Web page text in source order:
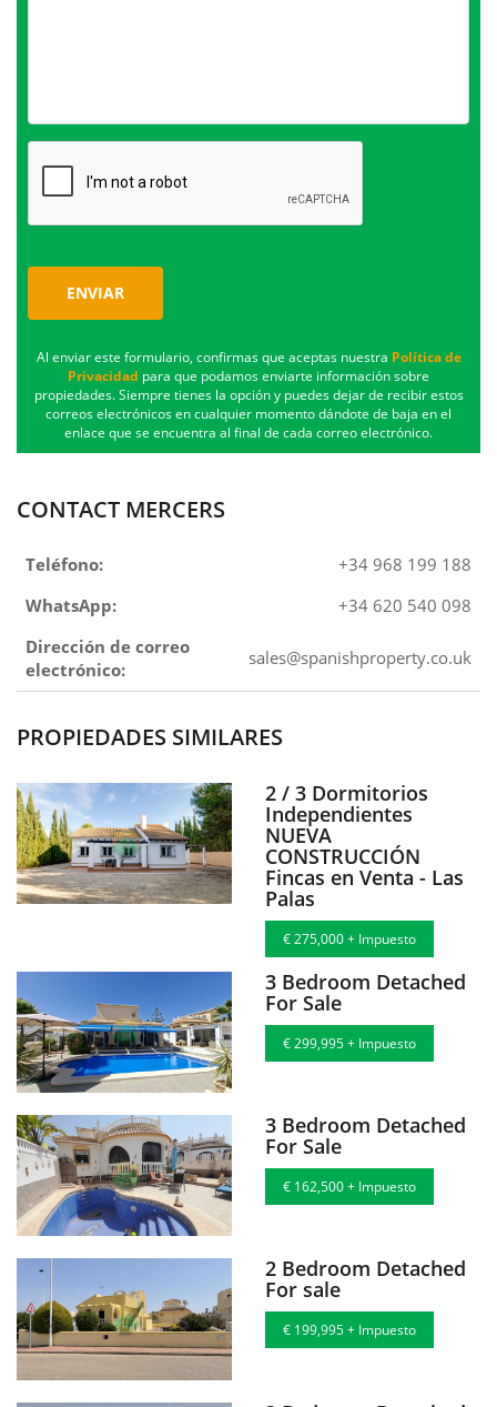
ENVIAR
Al enviar este formulario, confirmas que aceptas nuestra Política de
Privacidad para que podamos enviarte información sobre
propiedades. Siempre tienes la opción y puedes dejar de recibir estos
correos electrónicos en cualquier momento dándote de baja en el
enlace que se encuentra al final de cada correo electrónico.
CONTACT MERCERS
Teléfono:
+34 968 199 188
WhatsApp:
+34 620 540 098
Dirección de correo
electrónico:
sales@spanishproperty.co.uk
PROPIEDADES SIMILARES
2 / 3 Dormitorios
Independientes
NUEVA
CONSTRUCCIÓN
Fincas en Venta - Las
Palas
€ 275,000 + Impuesto
3 Bedroom Detached
For Sale
€ 299,995 + Impuesto
3 Bedroom Detached
For Sale
€ 162,500 + Impuesto
2 Bedroom Detached
For sale
€ 199,995 + Impuesto